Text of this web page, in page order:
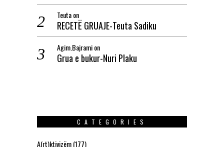
Teutaon
RECETË GRUAJE-Teuta Sadiku
Agim.Bajramion
Grua e bukur-Nuri Plaku
CATEGORIES
A(rt)ktivizëm(177)